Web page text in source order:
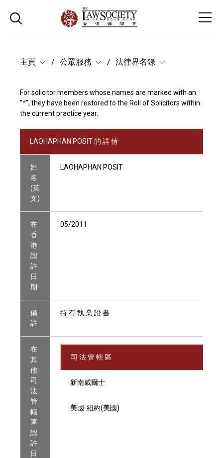
主頁 公眾服務 法律界名錄
For solicitor members whose names are marked with an
"*", they have been restored to the Roll of Solicitors within
the current practice year.
LAOHAPHAN POSIT 的 詳 情
姓
名
(英
文)
LAOHAPHAN POSIT
在
香
港
認
許
日
期
05/2011
備
註
持 有 執 業 證 書
在
其
他
司
法
管
轄
區
認
許
日
司 法 管 轄 區
新南威爾士
美國-紐約(美國)